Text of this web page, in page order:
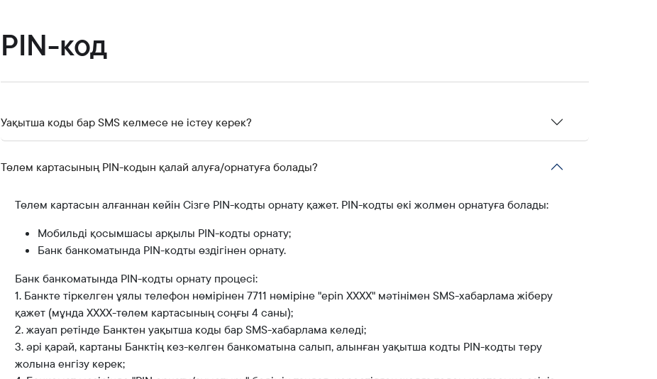
PIN-код
Уақытша коды бар SMS келмесе не істеу керек?
Төлем картасының PIN-кодын қалай алуға/орнатуға болады?
Төлем картасын алғаннан кейін Сізге PIN-кодты орнату қажет. PIN-кодты екі жолмен орнатуға болады:
Мобильді қосымшасы арқылы PIN-кодты орнату;
Банк банкоматында PIN-кодты өздігінен орнату.
Банк банкоматында PIN-кодты орнату процесі:
1. Банкте тіркелген ұялы телефон нөмірінен 7711 нөміріне "epin ХХХХ" мәтінімен SMS-хабарлама жіберу
қажет (мұнда ХХХХ-төлем картасының соңғы 4 саны);
2. жауап ретінде Банктен уақытша коды бар SMS-хабарлама келеді;
3. әрі қарай, картаны Банктің кез-келген банкоматына салып, алынған уақытша кодты PIN-кодты теру
жолына енгізу керек;